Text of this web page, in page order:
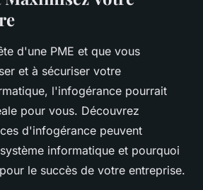
d'une PME et que vous
et à sécuriser votre
l'infogérance pourrait
pour vous. Découvrez
d'infogérance peuvent
informatique et pourquoi
le succès de votre entreprise.